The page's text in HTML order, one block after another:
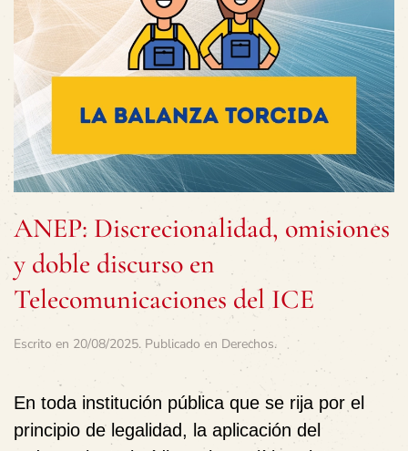
ANEP: Discrecionalidad, omisiones
y doble discurso en
Telecomunicaciones del ICE
Escrito en 20/08/2025. Publicado en Derechos.
En toda institución pública que se rija por el
principio de legalidad, la aplicación del